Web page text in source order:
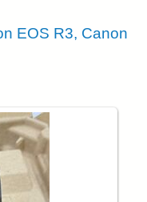
EOS R3, Canon